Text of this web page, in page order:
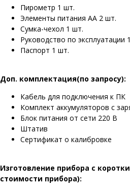
Пирометр 1 шт.
Элементы питания АА 2 шт.
Сумка-чехол 1 шт.
Руководство по эксплуатации
Паспорт 1 шт.
Доп. комплектация(по запросу):
Кабель для подключения к ПК
Комплект аккумуляторов с
Блок питания от сети 220 В
Штатив
Сертификат о калибровке
Изготовление прибора с
стоимости прибора):